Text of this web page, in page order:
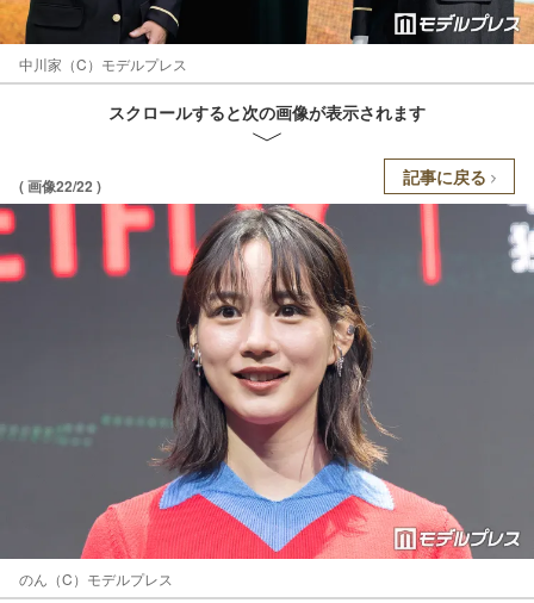
中川家（C）モデルプレス
スクロールすると次の画像が表示されます
( 画像22/22 ) 記事に戻る
のん（C）モデルプレス